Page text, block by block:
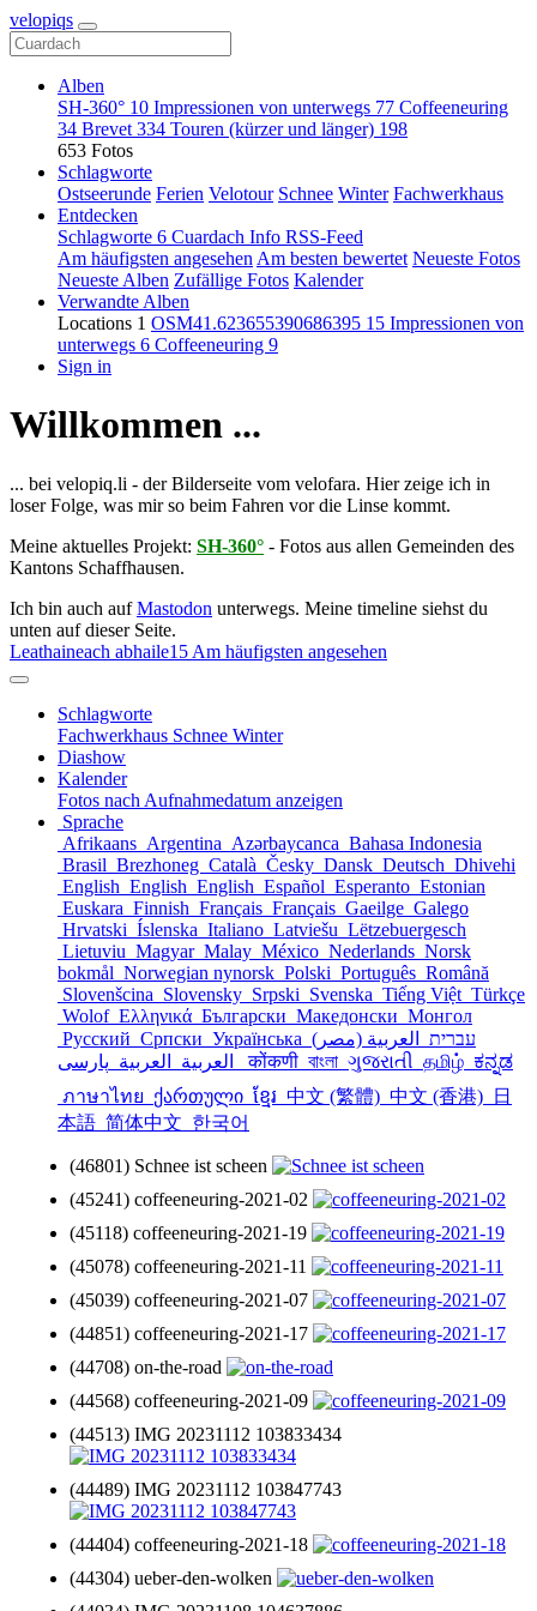
velopiqs
Alben
SH-360° 10 Impressionen von unterwegs 77 Coffeeneuring
34 Brevet 334 Touren (kürzer und länger) 198
653 Fotos
Schlagworte
Ostseerunde Ferien Velotour Schnee Winter Fachwerkhaus
Entdecken
Schlagworte 6 Cuardach Info RSS-Feed
Am häufigsten angesehen Am besten bewertet Neueste Fotos
Neueste Alben Zufällige Fotos Kalender
Verwandte Alben
Locations 1 OSM41.623655390686395 15 Impressionen von
unterwegs 6 Coffeeneuring 9
Sign in
Willkommen ...
... bei velopiq.li - der Bilderseite vom velofara. Hier zeige ich in
loser Folge, was mir so beim Fahren vor die Linse kommt.
Meine aktuelles Projekt: SH-360° - Fotos aus allen Gemeinden des
Kantons Schaffhausen.
Ich bin auch aufMastodon unterwegs. Meine timeline siehst du
unten auf dieser Seite.
Leathaineach abhaile15 Am häufigsten angesehen
Schlagworte
Fachwerkhaus Schnee Winter
Diashow
Kalender
Fotos nach Aufnahmedatum anzeigen
Sprache
Afrikaans Argentina Azərbaycanca Bahasa Indonesia
Brasil Brezhoneg Català Česky Dansk Deutsch Dhivehi
English English English Español Esperanto Estonian
Euskara Finnish Français Français Gaeilge Galego
Hrvatski Íslenska Italiano Latviešu Lëtzebuergesch
Lietuviu Magyar Malay México Nederlands Norsk
bokmål Norwegian nynorsk Polski Português Română
Slovenšcina Slovensky Srpski Svenska Tiếng Việt Türkçe
Wolof Ελληνικά Български Македонски Монгол
Русский Српски Українська עברית
العربية (مصر)
العربية
العربية कोंकणी বাংলা ગુજરાતી தமிழ் ಕನ್ನಡ
ภาษาไทย ქართული ខ្មែរ 中文 (繁體) 中文 (香港)
日
本語 简体中文 한국어
(46801) Schnee ist scheen
(45241) coffeeneuring-2021-02
(45118) coffeeneuring-2021-19
(45078) coffeeneuring-2021-11
(45039) coffeeneuring-2021-07
(44851) coffeeneuring-2021-17
(44708) on-the-road
(44568) coffeeneuring-2021-09
(44513) IMG 20231112 103833434
(44489) IMG 20231112 103847743
(44404) coffeeneuring-2021-18
(44304) ueber-den-wolken